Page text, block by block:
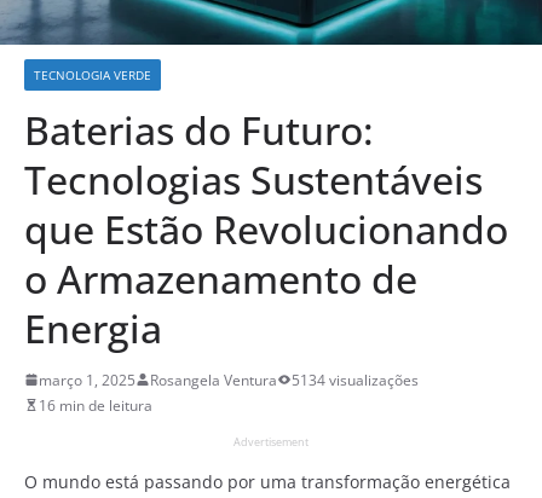
TECNOLOGIA VERDE
Baterias do Futuro:
Tecnologias Sustentáveis
que Estão Revolucionando
o Armazenamento de
Energia
março 1, 2025 Rosangela Ventura
5134 visualizações
16 min de leitura
Advertisement
O mundo está passando por uma transformação energética